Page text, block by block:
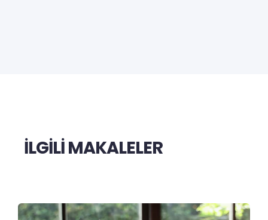
İLGİLİ MAKALELER